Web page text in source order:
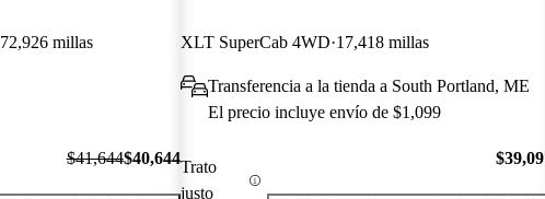
72,926 millas
$41,644$40,644
XLT SuperCab 4WD 17,418 millas
Transferencia a la tienda a South Portland, ME
El precio incluye envío de $1,099
Trato
justo